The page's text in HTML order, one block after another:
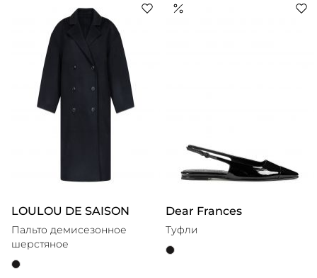
визитной карточкой марки. Сегодня Autentiments
предлагает свежий взгляд на современную
женственность, в которой чувственность сочетается с
силой духа, а следование тенденциям — с желанием
LOULOU DE SAISON
Пальто демисезонное
шерстяное
Dear Frances
Туфли